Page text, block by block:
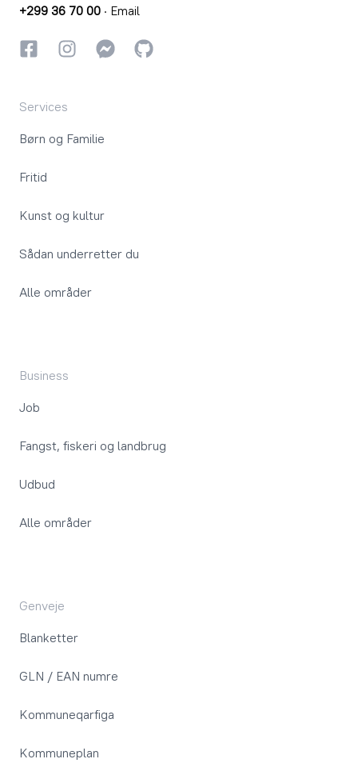
+299 36 70 00 · Email
FacebookInstagramInstagram
GitHub
Services
Børn og Familie
Fritid
Kunst og kultur
Sådan underretter du
Alle områder
Business
Job
Fangst, fiskeri og landbrug
Udbud
Alle områder
Genveje
Blanketter
GLN / EAN numre
Kommuneqarfiga
Kommuneplan